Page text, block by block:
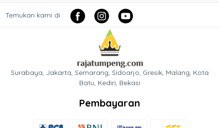
Temukan kami di :
Surabaya, Jakarta, Semarang, Sidoarjo, Gresik, Malang, Kota
Batu, Kediri, Bekasi
Pembayaran